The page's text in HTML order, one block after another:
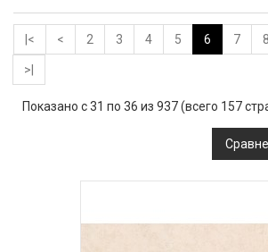
|< < 2 3 4 5 6 7 8
>|
Показано с 31 по 36 из 937 (всего 157